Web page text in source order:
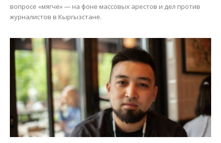
вопросе «мягче» — на фоне массовых арестов и дел против
журналистов в Кыргызстане.